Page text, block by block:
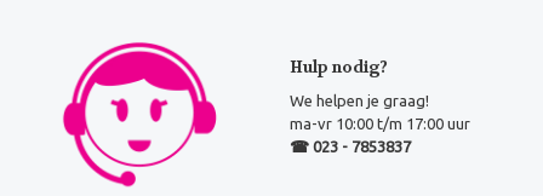
Hulp nodig?
We helpen je graag!
ma-vr 10:00 t/m 17:00 uur
☎ 023 - 7853837